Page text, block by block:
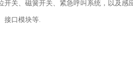
关、磁簧开关、紧急呼叫系统，以及感
接口模块等.